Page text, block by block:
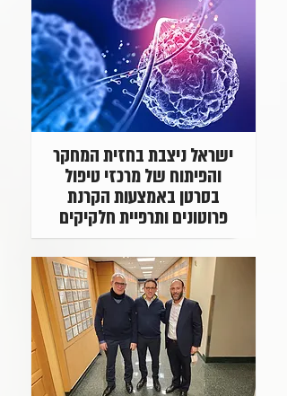
ישראל ניצבת בחזית המחקר
והפיתוח של מרכזי טיפול
בסרטן באמצעות הקרנת
פרוטונים ותרפיית חלקיקים